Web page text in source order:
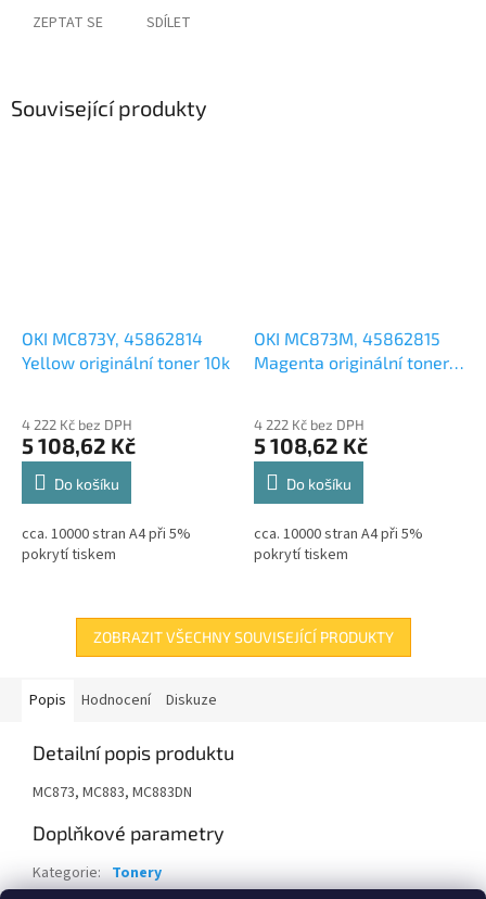
ZEPTAT SE SDÍLET
Související produkty
OKI MC873Y, 45862814
Yellow originální toner 10k
4 222 Kč bez DPH
5 108,62 Kč
Do košíku
cca. 10000 stran A4 při 5%
pokrytí tiskem
OKI MC873M, 45862815
Magenta originální toner
4 222 Kč bez DPH
5 108,62 Kč
Do košíku
cca. 10000 stran A4 při 5%
pokrytí tiskem
ZOBRAZIT VŠECHNY SOUVISEJÍCÍ PRODUKTY
Popis Hodnocení Diskuze
Detailní popis produktu
MC873, MC883, MC883DN
Doplňkové parametry
Kategorie: Tonery